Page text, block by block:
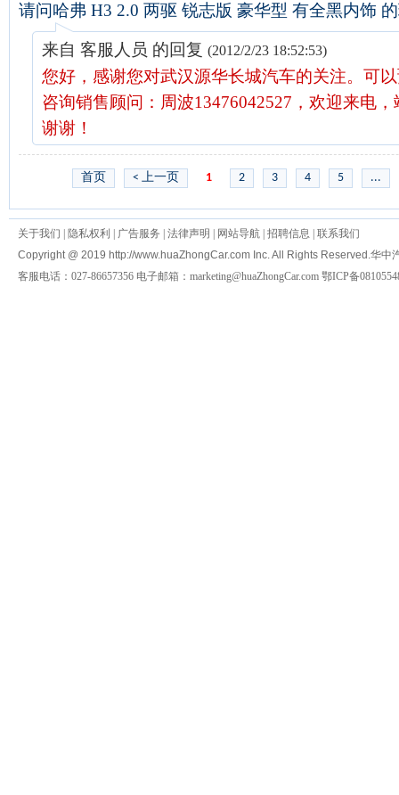
请问哈弗 H3 2.0 两驱 锐志版 豪华型 有全黑内饰
来自 客服人员 的回复 (2012/2/23 18:52:53)
您好，感谢您对武汉源华长城汽车的关注。可
咨询销售顾问：周波13476042527，欢迎来电
谢谢！
首页 < 上一页 1 2 3 4 5 ...
关于我们 隐私权利 广告服务 法律声明 网站导航 招聘信息
联系我们
Copyright @ 2019 http://www.huaZhongCar.com Inc. All Rights Reserved.华中
客服电话：027-86657356 电子邮箱：marketing@huaZhongCar.com 鄂ICP备